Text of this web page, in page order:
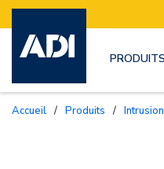
PRODUITS
Accueil / Produits / Intrusion